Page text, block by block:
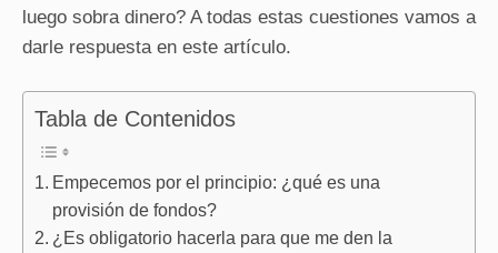
luego sobra dinero? A todas estas cuestiones vamos a
darle respuesta en este artículo.
Tabla de Contenidos
Empecemos por el principio: ¿qué es una
provisión de fondos?
¿Es obligatorio hacerla para que me den la